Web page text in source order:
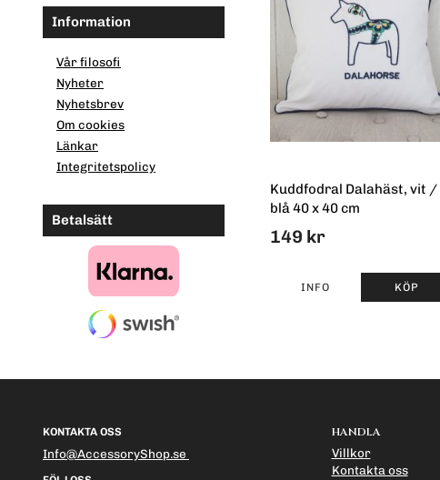
Information
Vår filosofi
Nyheter
Nyhetsbrev
Om cookies
Länkar
Integritetspolicy
Betalsätt
Kuddfodral Dalahäst, vit /
blå 40 x 40 cm
149 kr
INFO KÖP
KONTAKTA OSS
Info@AccessoryShop.se
HANDLA
Villkor
Kontakta oss